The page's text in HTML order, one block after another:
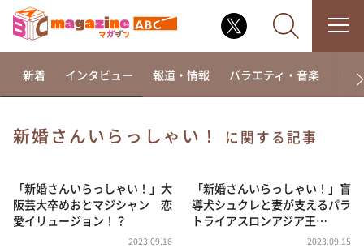
相席食堂
これ余談なんですけど・・・
～人生密着トークバラエティ！～ やすとものいたっ
新着 インタビュー 報道・情報 バラエティ・音楽 ド
新婚さんいらっしゃい！ に関する記事
「新婚さんいらっしゃい！」大
阪芸大卒めおとマジシャン 恋
愛イリュージョン！？
2023.09.16
「新婚さんいらっしゃい！」盲
導犬シュクレと妻が支えるパラ
トライアスロンアジア王…
2023.09.15